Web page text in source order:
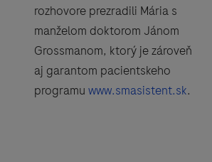
rozhovore prezradili Mária s
manželom doktorom Jánom
Grossmanom, ktorý je zároveň
aj garantom pacientskeho
programu www.smasistent.sk.